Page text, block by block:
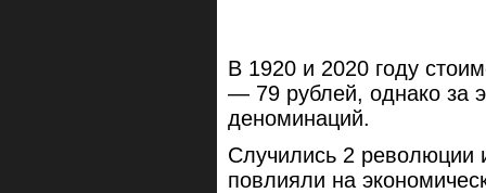
В 1920 и 2020 году
— 79 рублей, однако за
деноминаций.
Случились 2 революции
повлияли на